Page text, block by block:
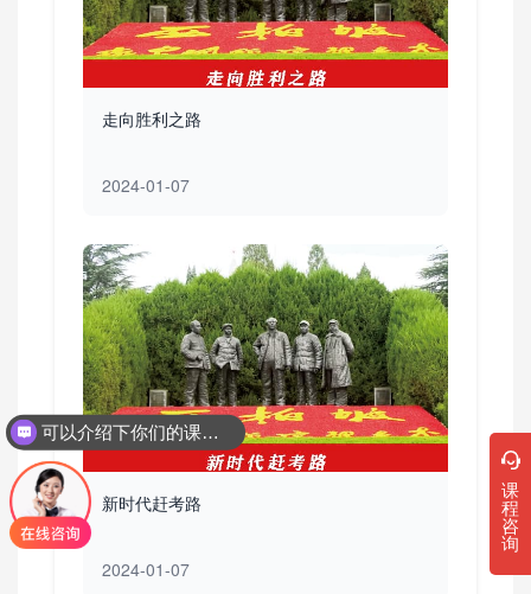
走向胜利之路
2024-01-07
新时代赶考路
2024-01-07
课
程
咨
询
可以介绍下你们的课程吗？